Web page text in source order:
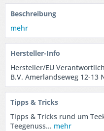
Beschreibung
mehr
Hersteller-Info
Hersteller/EU
B.V. Amerlandseweg 12-13
Tipps & Tricks
Tipps & Tricks rund um
Teegenuss... mehr